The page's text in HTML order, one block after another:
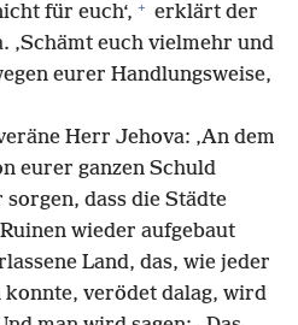
für euch‘, + erklärt der
‚Schämt euch vielmehr und
eurer Handlungsweise,
Herr Jehova: ‚An dem
eurer ganzen Schuld
dass die Städte
wieder aufgebaut
Land, das, wie jeder
konnte, verödet dalag, wird